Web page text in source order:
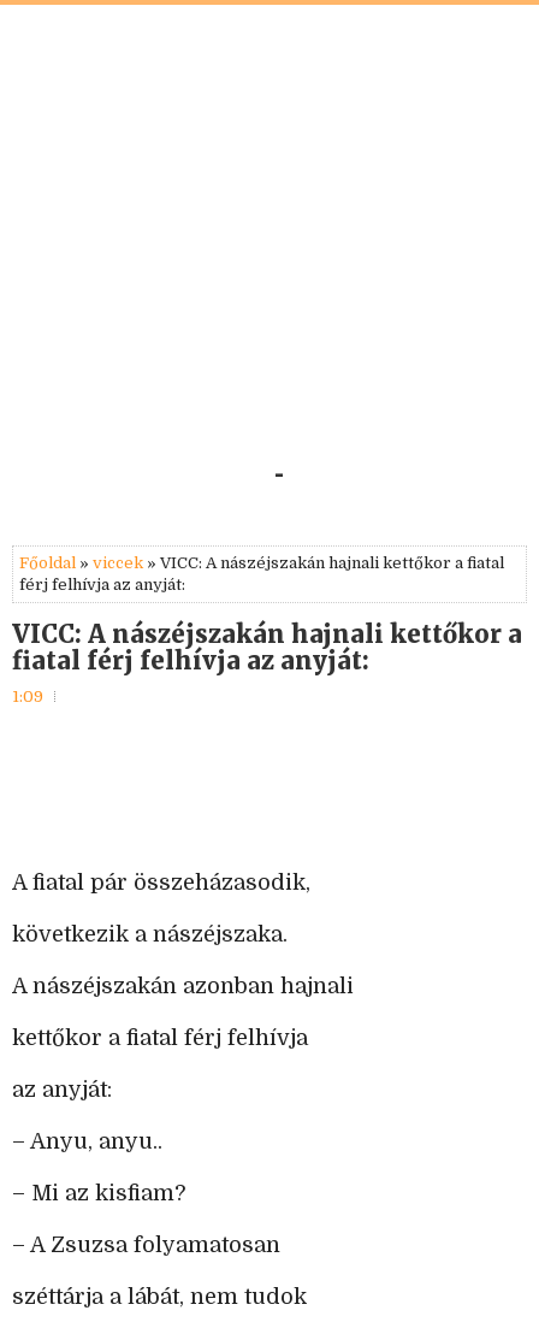
-
Főoldal » viccek » VICC: A nászéjszakán hajnali kettőkor a fiatal
férj felhívja az anyját:
VICC: A nászéjszakán hajnali kettőkor a
fiatal férj felhívja az anyját:
1:09
A fiatal pár összeházasodik,
következik a nászéjszaka.
A nászéjszakán azonban hajnali
kettőkor a fiatal férj felhívja
az anyját:
– Anyu, anyu..
– Mi az kisfiam?
– A Zsuzsa folyamatosan
széttárja a lábát, nem tudok